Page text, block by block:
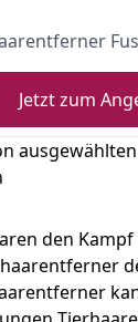
Jetzt zum
den